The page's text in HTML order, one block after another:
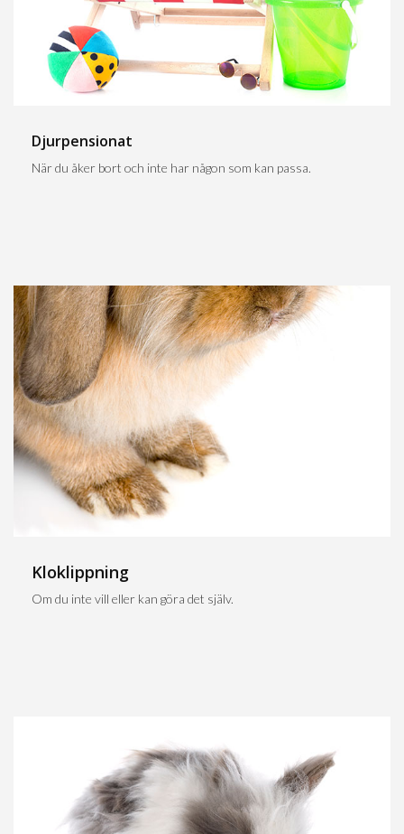
Djurpensionat
När du åker bort och inte har någon som kan passa.
Kloklippning
Om du inte vill eller kan göra det själv.